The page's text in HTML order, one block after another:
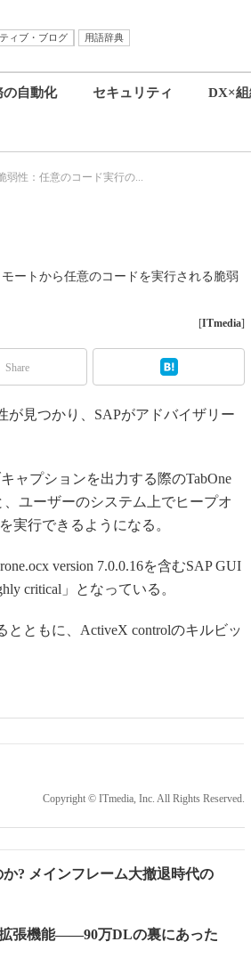
ィブ・ブログ
用語辞典
の自動化 セキュリティ DX×
弱性：任意のコード実行の...
ートから任意のコードを実行される脆弱
[ITmedia]
Share
見つかり、SAPがアドバイザリー
ャプションを出力する際のTabOne
ユーザーのシステム上でヒープオ
実行できるようになる。
version 7.0.0.16を含むSAP GUI
critical」となっている。
ともに、ActiveX controlのキルビッ
Copyright © ITmedia, Inc. All Rights Reserved.